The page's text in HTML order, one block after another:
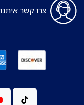
צרו קשר איתנו